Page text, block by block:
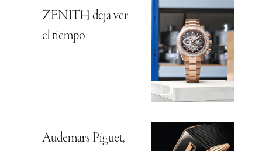
ZENITH deja ver
el tiempo
Audemars Piguet,